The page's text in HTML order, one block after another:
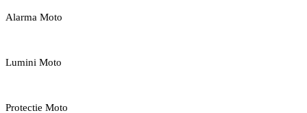
Alarma Moto
Lumini Moto
Protectie Moto